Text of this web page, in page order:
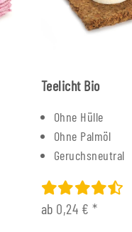
Teelicht Bio
Ohne Hülle
Ohne Palmöl
Geruchsneutral
ab 0,24 € *